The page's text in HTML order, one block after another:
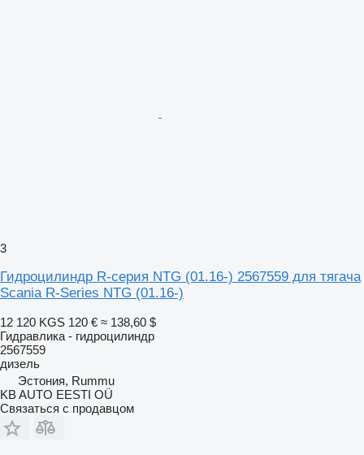
3
Гидроцилиндр R-серия NTG (01.16-) 2567559 для тягача
Scania R-Series NTG (01.16-)
12 120 KGS 120 € ≈ 138,60 $
Гидравлика - гидроцилиндр
2567559
дизель
Эстония, Rummu
KB AUTO EESTI OÜ
Связаться с продавцом